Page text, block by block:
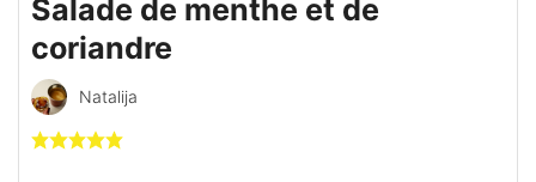
Salade de menthe et de
coriandre
Natalija